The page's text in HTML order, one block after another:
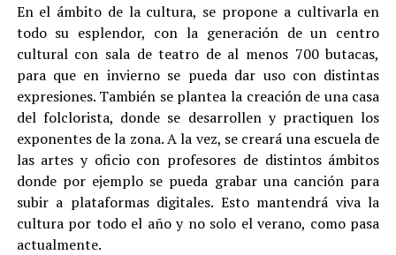
En el ámbito de la cultura, se propone a cultivarla en
todo su esplendor, con la generación de un centro
cultural con sala de teatro de al menos 700 butacas,
para que en invierno se pueda dar uso con distintas
expresiones. También se plantea la creación de una casa
del folclorista, donde se desarrollen y practiquen los
exponentes de la zona. A la vez, se creará una escuela de
las artes y oficio con profesores de distintos ámbitos
donde por ejemplo se pueda grabar una canción para
subir a plataformas digitales. Esto mantendrá viva la
cultura por todo el año y no solo el verano, como pasa
actualmente.